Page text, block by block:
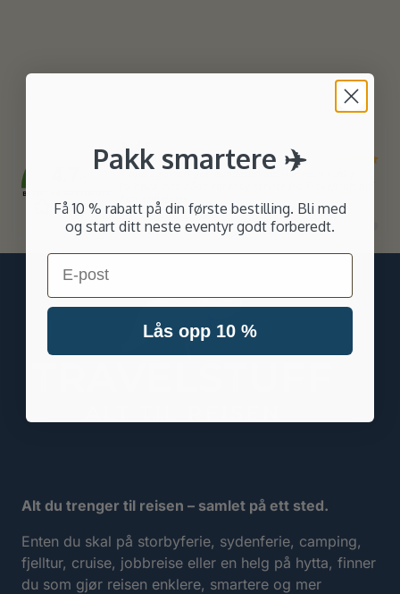
BASERT PÅ 258 STEMMER
Forfatter:
Aud T
Dato:
30.07.2026
Tekst:
Kjapp og svært god kundeservice! Har vært veldig
Kan anbefales!
Bytt
til
testimonial
Bytt
til
testimonial
Alt du trenger til reisen – samlet på ett sted.
Enten du skal på storbyferie, sydenferie, camping,
fjelltur, cruise, jobbreise eller en helg på hytta, finner
du som gjør reisen enklere, smartere og mer
Pakk smartere ✈️
Få 10 % rabatt på din første bestilling. Bli med
og start ditt neste eventyr godt forberedt.
Email
Lås opp 10 %